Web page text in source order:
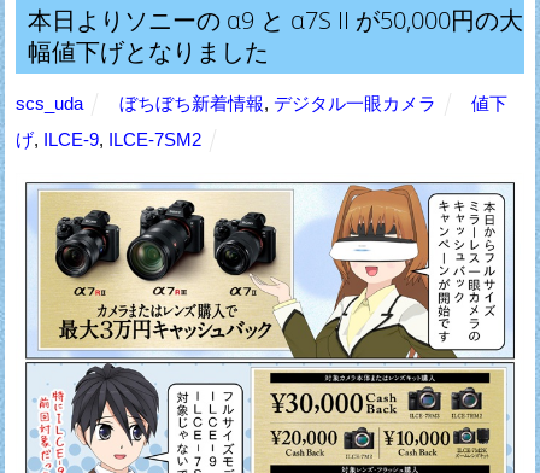
本日よりソニーの α9 と α7S II が50,000円の大
幅値下げとなりました
scs_uda ぼちぼち新着情報, デジタル一眼カメラ
値下
げ, ILCE-9, ILCE-7SM2